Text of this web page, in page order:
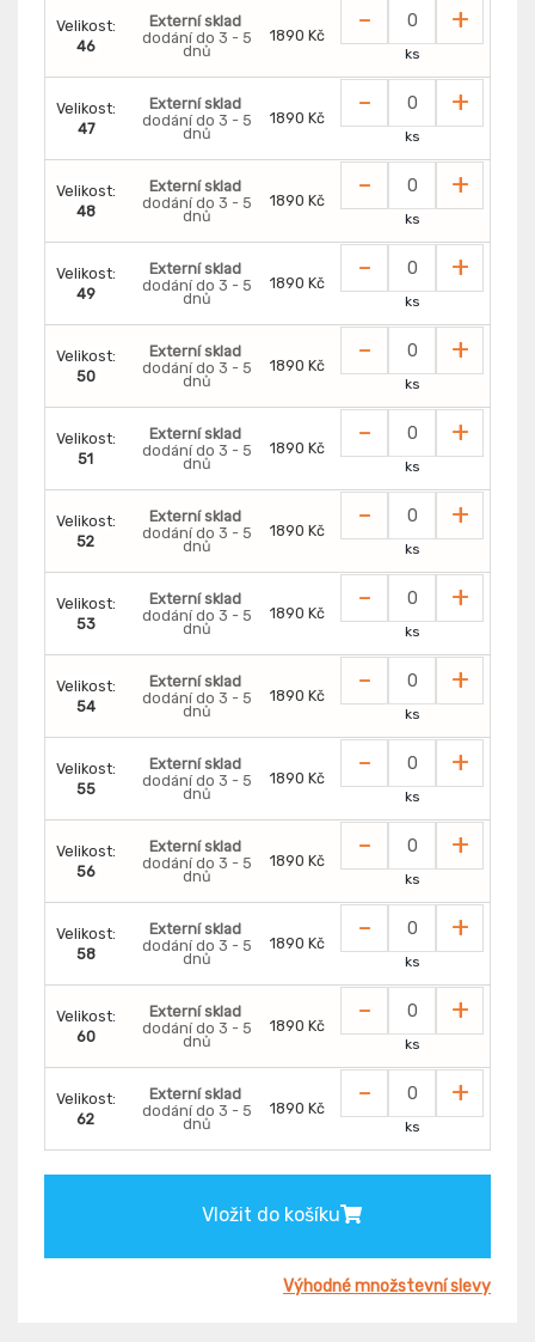
Velikost:
46
Externí sklad
dodání do 3 - 5
dnů
1890 Kč - +
ks
Velikost:
47
Externí sklad
dodání do 3 - 5
dnů
1890 Kč - +
ks
Velikost:
48
Externí sklad
dodání do 3 - 5
dnů
1890 Kč - +
ks
Velikost:
49
Externí sklad
dodání do 3 - 5
dnů
1890 Kč - +
ks
Velikost:
50
Externí sklad
dodání do 3 - 5
dnů
1890 Kč - +
ks
Velikost:
51
Externí sklad
dodání do 3 - 5
dnů
1890 Kč - +
ks
Velikost:
52
Externí sklad
dodání do 3 - 5
dnů
1890 Kč - +
ks
Velikost:
53
Externí sklad
dodání do 3 - 5
dnů
1890 Kč - +
ks
Velikost:
54
Externí sklad
dodání do 3 - 5
dnů
1890 Kč - +
ks
Velikost:
55
Externí sklad
dodání do 3 - 5
dnů
1890 Kč - +
ks
Velikost:
56
Externí sklad
dodání do 3 - 5
dnů
1890 Kč - +
ks
Velikost:
58
Externí sklad
dodání do 3 - 5
dnů
1890 Kč - +
ks
Velikost:
60
Externí sklad
dodání do 3 - 5
dnů
1890 Kč - +
ks
Velikost:
62
Externí sklad
dodání do 3 - 5
dnů
1890 Kč - +
ks
Vložit do košíku
Výhodné množstevní slevy